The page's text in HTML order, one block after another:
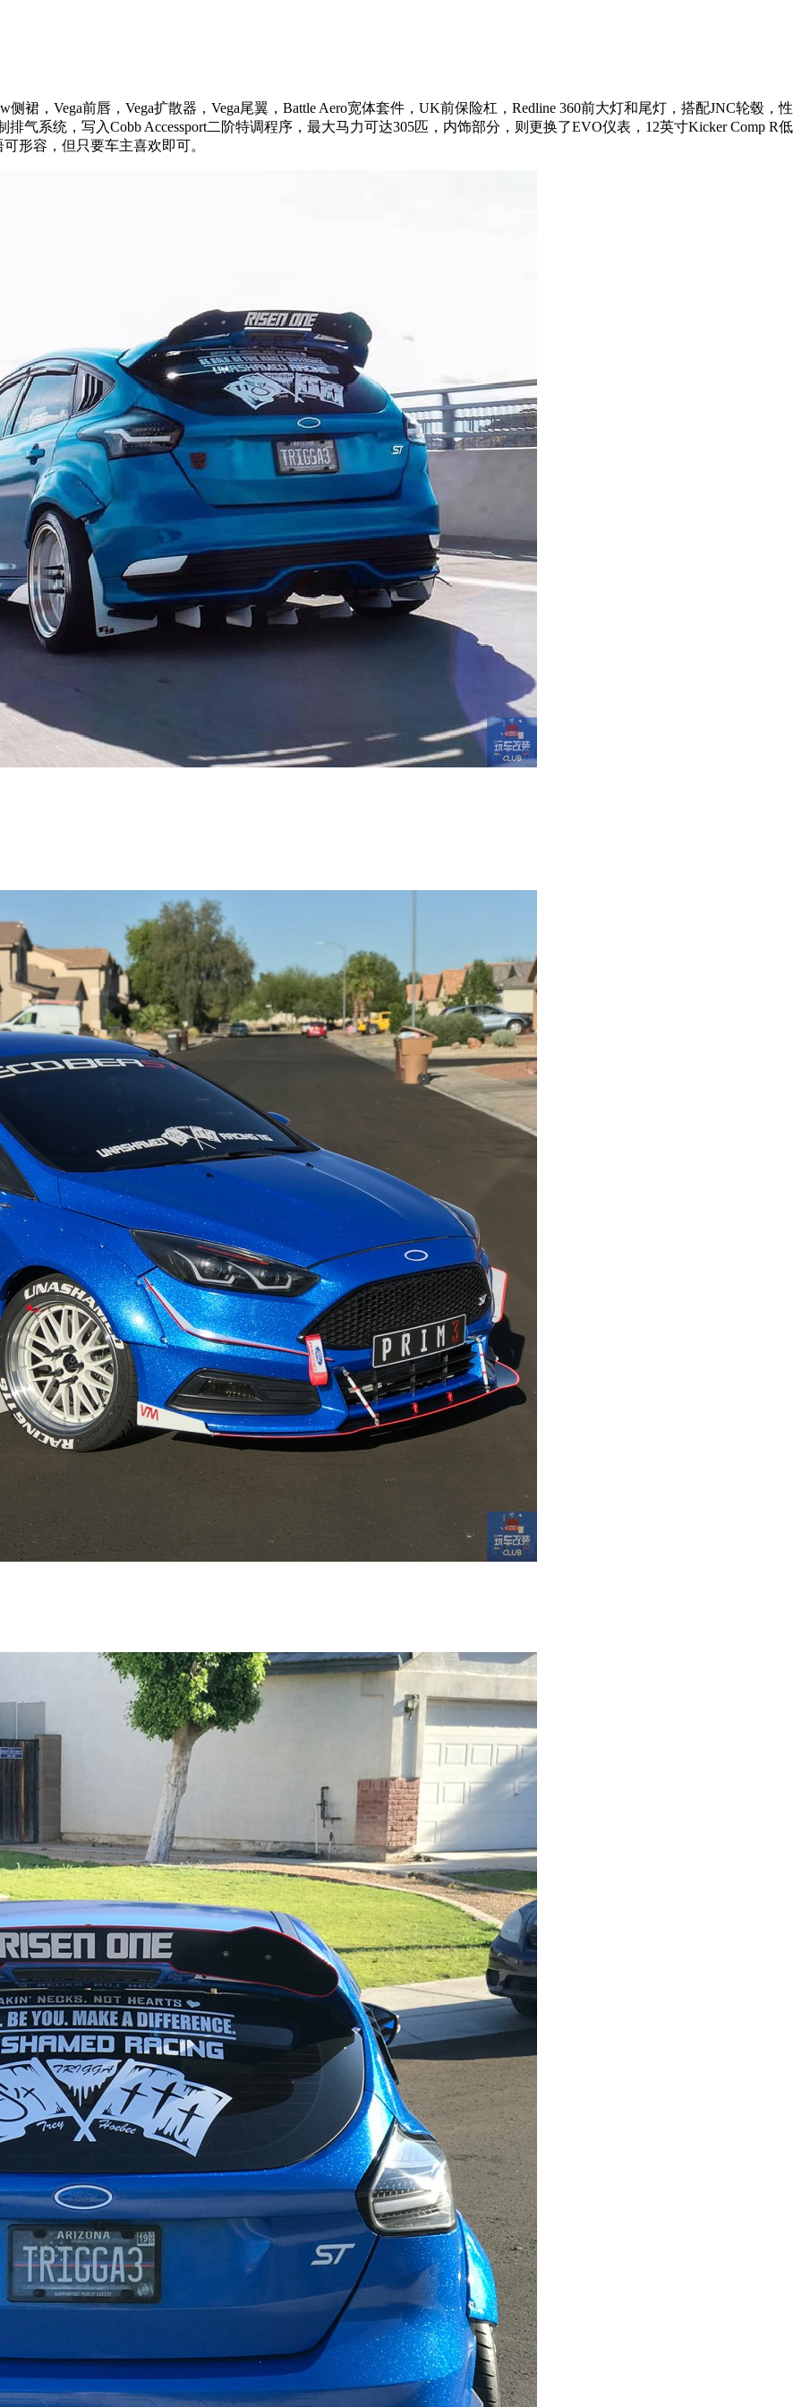
裙，Vega前唇，Vega扩散器，Vega尾翼，Battle Aero宽体套件，UK前保险杠，Redline 360​​前大灯和尾灯，搭配JNC轮毂，性
排气系统，写入Cobb Accessport二阶特调程序，最大马力可达305匹，内饰部分，则更换了EVO仪表，12英寸Kicker Comp R低
形容，但只要车主喜欢即可。